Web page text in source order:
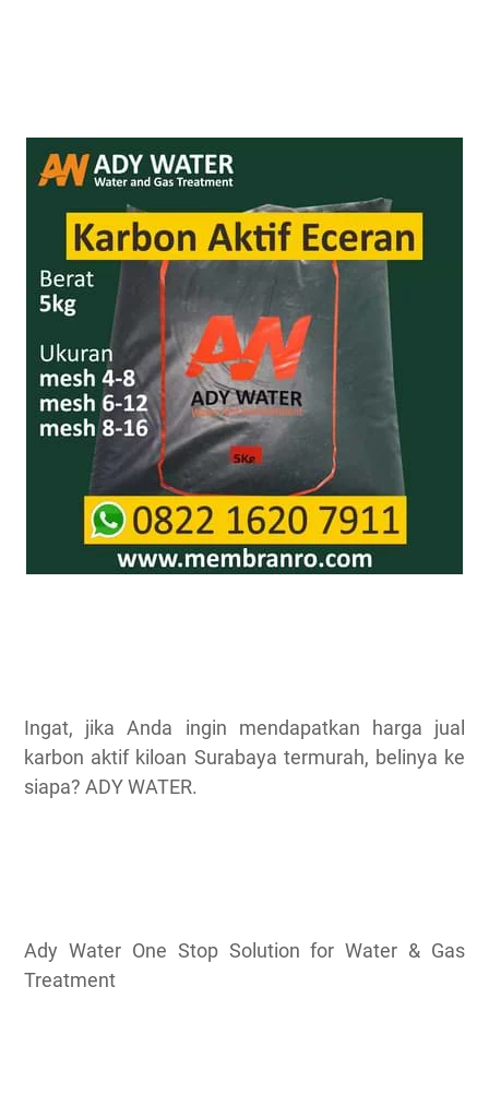
Ingat, jika Anda ingin mendapatkan harga jual
karbon aktif kiloan Surabaya termurah, belinya ke
siapa? ADY WATER.
Ady Water One Stop Solution for Water & Gas
Treatment